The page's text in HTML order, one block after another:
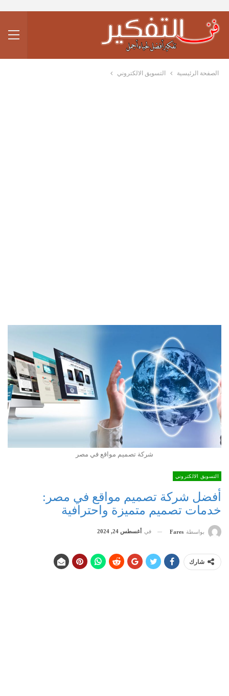
الصفحة الرئيسية التسويق الالكتروني
شركة تصميم مواقع في مصر
التسويق الالكتروني
أفضل شركة تصميم مواقع في مصر:
خدمات تصميم متميزة واحترافية
بواسطة Fares في أغسطس 24, 2024
شارك